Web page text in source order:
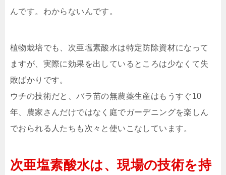
んです。わからないんです。
植物栽培でも、次亜塩素酸水は特定防除資材になって
ますが、実際に効果を出しているところは少なくて失
敗ばかりです。
ウチの技術だと、バラ苗の無農薬生産はもうすぐ10
年、農家さんだけではなく庭でガーデニングを楽しん
でおられる人たちも次々と使いこなしています。
次亜塩素酸水は、現場の技術を持